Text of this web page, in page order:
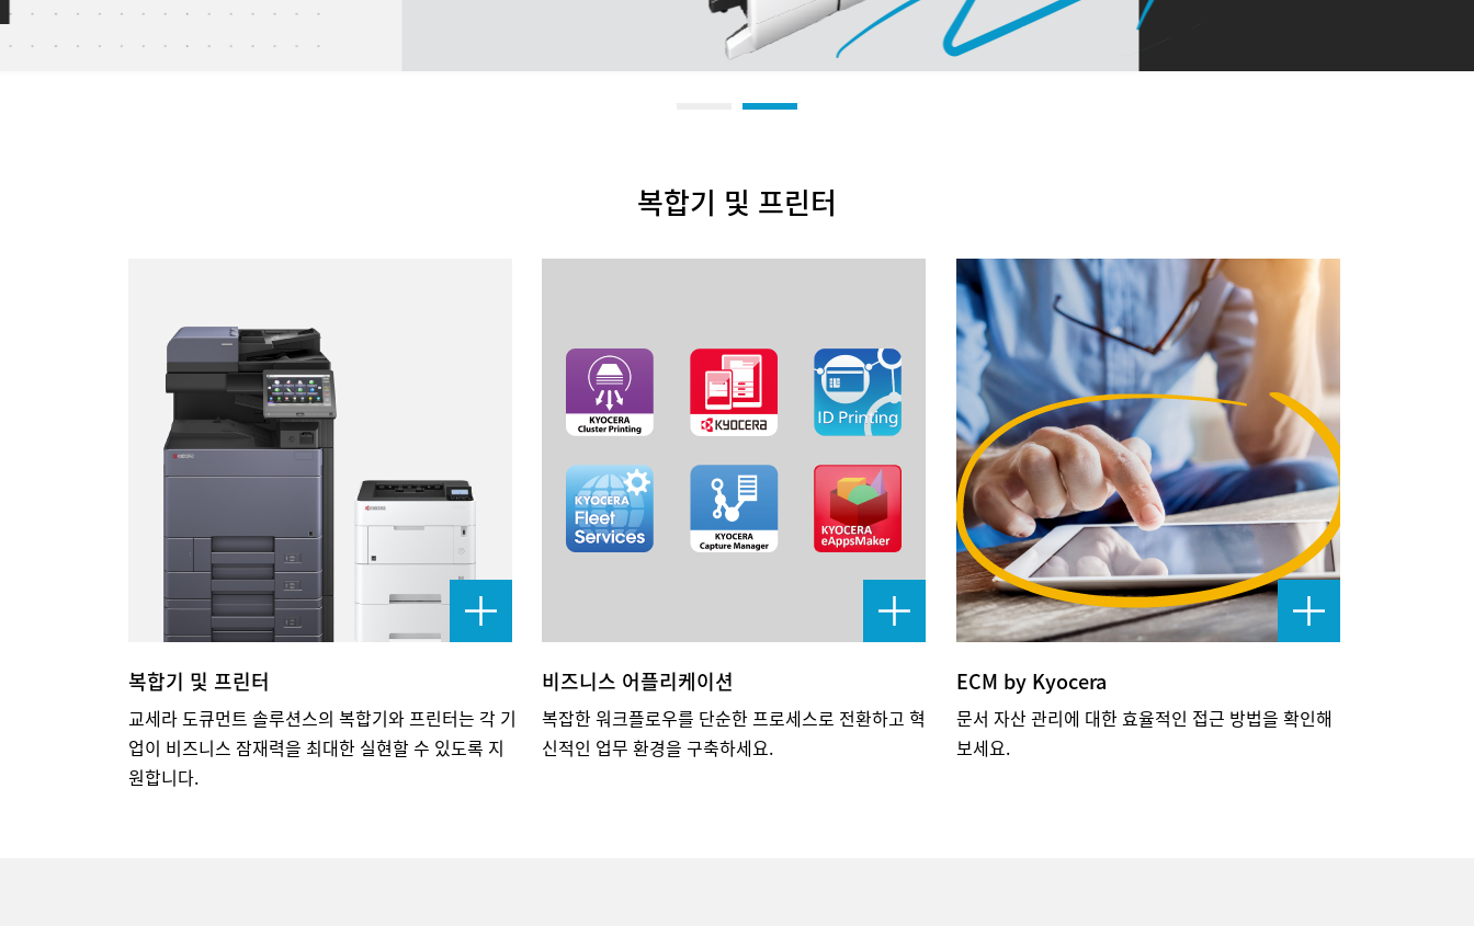
복합기 및 프린터
복합기 및 프린터
교세라 도큐먼트 솔루션스의 복합기와 프린터는 각 기
업이 비즈니스 잠재력을 최대한 실현할 수 있도록 지
원합니다.
비즈니스 어플리케이션
복잡한 워크플로우를 단순한 프로세스로 전환하고 혁
신적인 업무 환경을 구축하세요.
ECM by Kyocera
문서 자산 관리에 대한 효율적인 접근 방법을 확인해
보세요.